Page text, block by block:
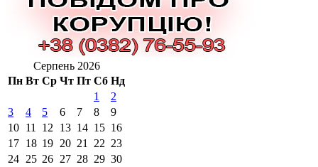
Серпень 2026
Пн Вт Ср Чт Пт Сб Нд
1
2
3
4 5 6 7 8
9
10 11 12 13 14 15 16
17 18 19 20 21 22 23
24 25 26 27 28 29 30